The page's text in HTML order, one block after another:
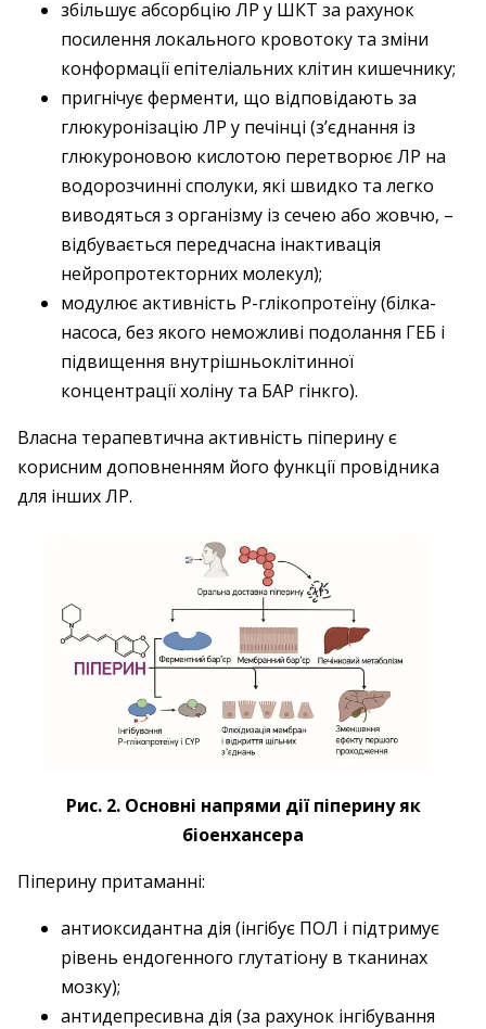
збільшує абсорбцію ЛР у ШКТ за рахунок
посилення локального кровотоку та зміни
конформації епітеліальних клітин кишечнику;
пригнічує ферменти, що відповідають за
глюкуронізацію ЛР у печінці (з’єднання із
глюкуроновою кислотою перетворює ЛР на
водорозчинні сполуки, які швидко та легко
виводяться з організму із сечею або жовчю, –
відбувається передчасна інактивація
нейропротекторних молекул);
модулює активність P-глікопротеїну (білка-
насоса, без якого неможливі подолання ГЕБ і
підвищення внутрішньоклітинної
концентрації холіну та БАР гінкго).
Власна терапевтична активність піперину є
корисним доповненням його функції провідника
для інших ЛР.
Рис. 2. Основні напрями дії піперину як
біоенхансера
Піперину притаманні:
антиоксидантна дія (інгібує ПОЛ і підтримує
рівень ендогенного глутатіону в тканинах
мозку);
антидепресивна дія (за рахунок інгібування